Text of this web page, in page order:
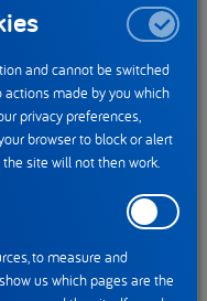
u dzieci wpisana jest
jakości
W 1919
marki tworząc swój
Ilji
połączył żywe
and cannot be switched
made by you which
privacy preferences,
browser to block or alert
site will not then work.
to measure and
us which pages are the